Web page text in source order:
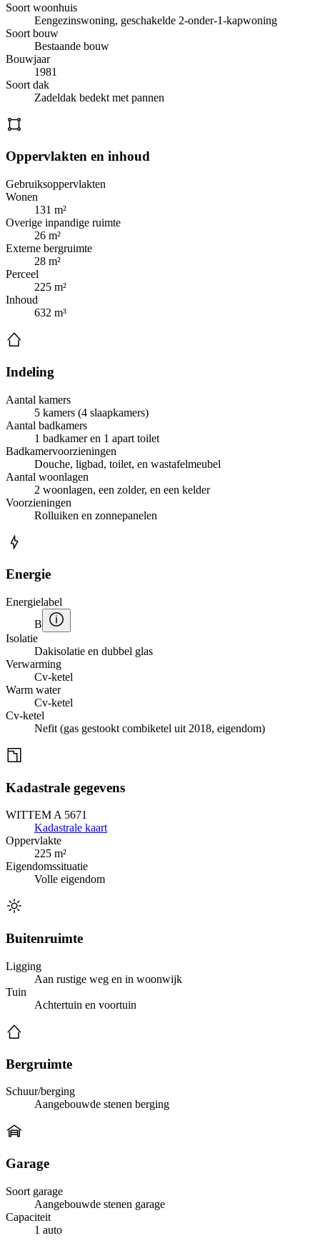
Soort woonhuis
Eengezinswoning, geschakelde 2-onder-1-kapwoning
Soort bouw
Bestaande bouw
Bouwjaar
1981
Soort dak
Zadeldak bedekt met pannen
Oppervlakten en inhoud
Gebruiksoppervlakten
Wonen
131 m²
Overige inpandige ruimte
26 m²
Externe bergruimte
28 m²
Perceel
225 m²
Inhoud
632 m³
Indeling
Aantal kamers
5 kamers (4 slaapkamers)
Aantal badkamers
1 badkamer en 1 apart toilet
Badkamervoorzieningen
Douche, ligbad, toilet, en wastafelmeubel
Aantal woonlagen
2 woonlagen, een zolder, en een kelder
Voorzieningen
Rolluiken en zonnepanelen
Energie
Energielabel
B
Isolatie
Dakisolatie en dubbel glas
Verwarming
Cv-ketel
Warm water
Cv-ketel
Cv-ketel
Nefit (gas gestookt combiketel uit 2018, eigendom)
Kadastrale gegevens
WITTEM A 5671
Kadastrale kaart
Oppervlakte
225 m²
Eigendomssituatie
Volle eigendom
Buitenruimte
Ligging
Aan rustige weg en in woonwijk
Tuin
Achtertuin en voortuin
Bergruimte
Schuur/berging
Aangebouwde stenen berging
Garage
Soort garage
Aangebouwde stenen garage
Capaciteit
1 auto